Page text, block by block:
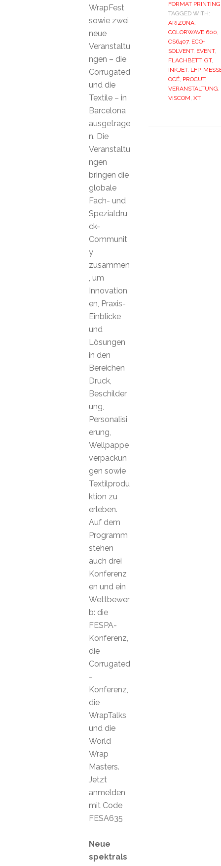
FORMAT PRINTING
TAGGED WITH:
ARIZONA,
COLORWAVE 600,
CS6407, ECO-
SOLVENT, EVENT,
FLACHBETT, GT,
INKJET, LFP,
OCÉ, PROCUT,
VERANSTALTUNG,
VISCOM, XT
WrapFest
sowie zwei
neue
Veranstaltu
ngen – die
Corrugated
und die
Textile – in
Barcelona
ausgetrage
n. Die
Veranstaltu
ngen
bringen die
globale
Fach- und
Spezialdru
ck-
Communit
y
zusammen
, um
Innovation
en, Praxis-
Einblicke
und
Lösungen
in den
Bereichen
Druck,
Beschilder
ung,
Personalisi
erung,
Wellpappe
verpackun
gen sowie
Textilprodu
ktion zu
erleben.
Auf dem
Programm
stehen
auch drei
Konferenz
en und ein
Wettbewer
b: die
FESPA-
Konferenz,
die
Corrugated
-
Konferenz,
die
WrapTalks
und die
World
Wrap
Masters.
Jetzt
anmelden
mit Code
FESA635
Neue
spektrals